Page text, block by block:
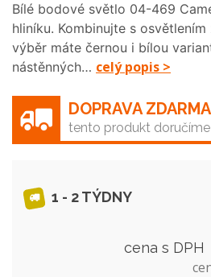
Bílé bodové světlo 04-469
hliníku. Kombinujte s osvětlením
výběr máte černou i bílou
nástěnných… celý popis >
DOPRAVA ZDARMA
tento produkt
1 - 2 TÝDNY
cena s DPH